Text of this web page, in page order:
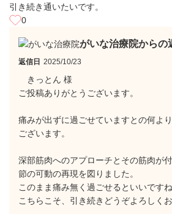
引き続き通いたいです。
0
がいな治療院からの
返信日 2025/10/23
きっとん 様
ご投稿ありがとうございます。
痛みが出ずに過ごせていますとの何よ
ございます。
深部筋肉へのアプローチとその筋肉が
節の可動の再現を図りました。
このまま痛み無く過ごせるといいですね
こちらこそ、引き続きどうぞよろしく